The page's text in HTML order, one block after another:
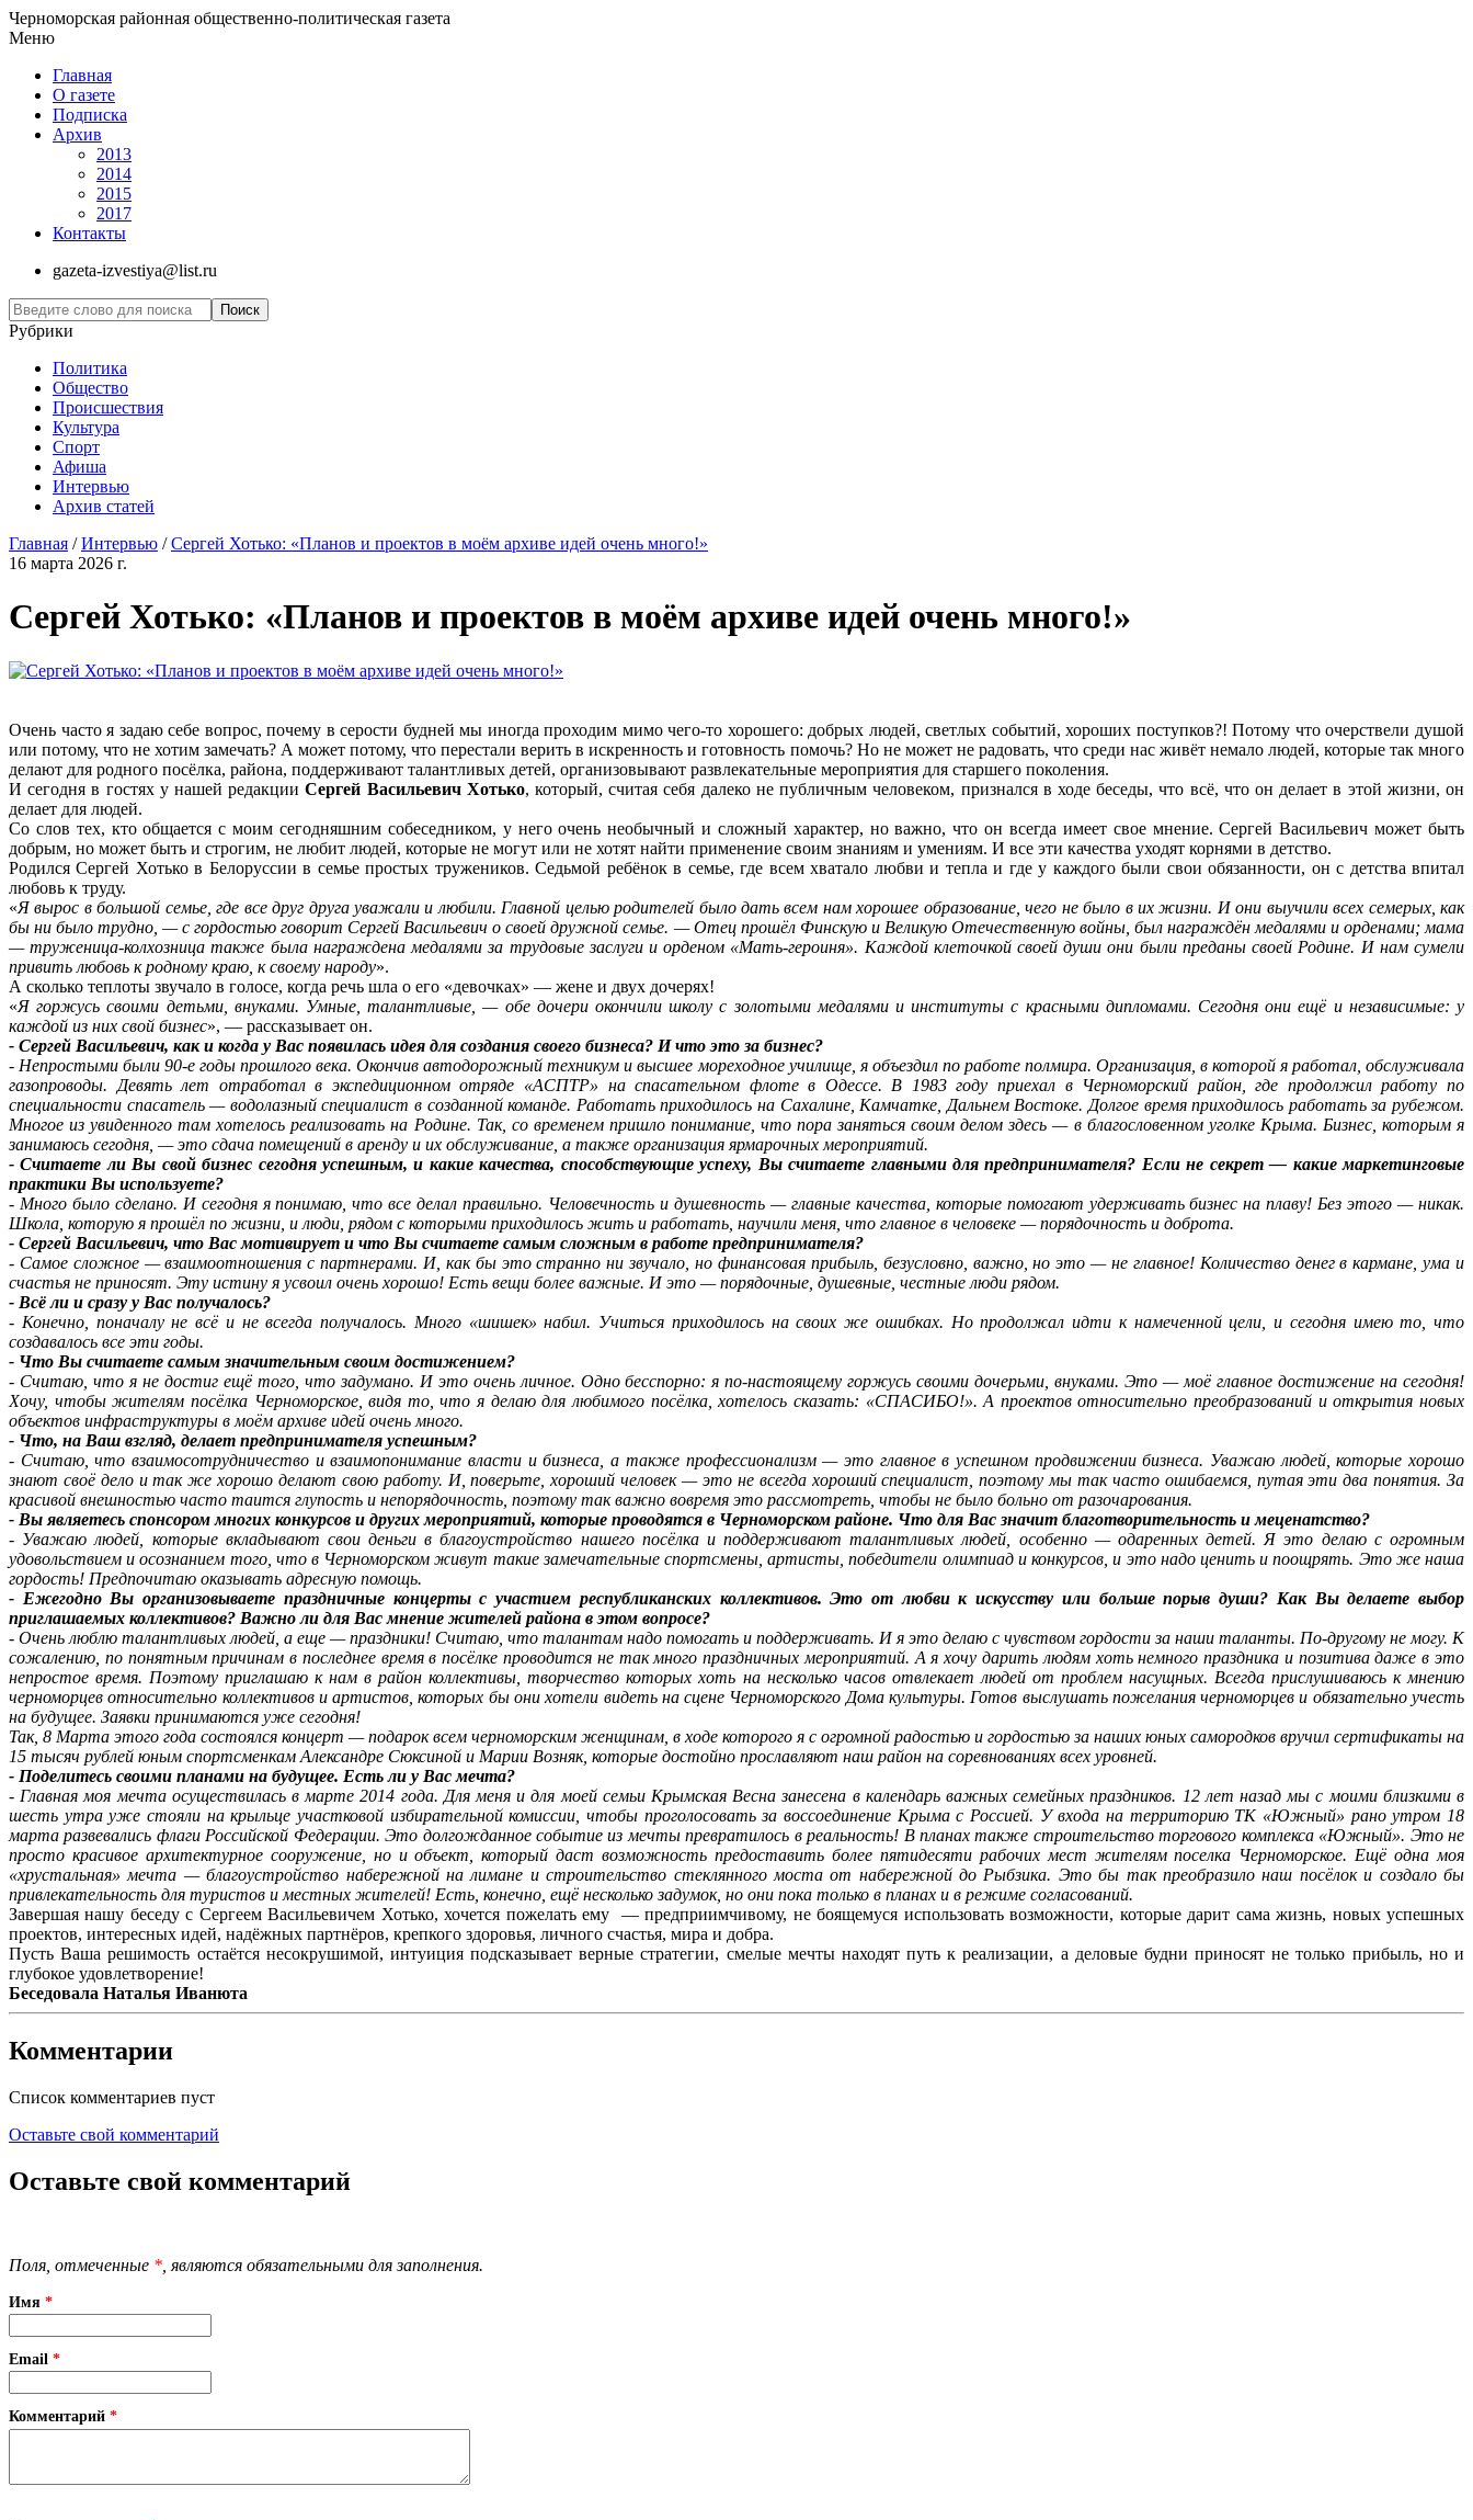
Черноморская районная общественно-политическая газета
Меню
Главная
О газете
Подписка
Архив
2013
2014
2015
2017
Контакты
gazeta-izvestiya@list.ru
Рубрики
Политика
Общество
Проиcшествия
Культура
Спорт
Афиша
Интервью
Архив статей
Главная /Интервью /Сергей Хотько: «Планов и проектов в моём архиве идей очень много!»
16 марта 2026 г.
Сергей Хотько: «Планов и проектов в моём архиве идей очень много!»
Очень часто я задаю себе вопрос, почему в серости будней мы иногда проходим мимо чего-то хорошего: добрых людей, светлых событий, хороших поступков?! Потому что очерствели душой
или потому, что не хотим замечать? А может потому, что перестали верить в искренность и готовность помочь? Но не может не радовать, что среди нас живёт немало людей, которые так много
делают для родного посёлка, района, поддерживают талантливых детей, организовывают развлекательные мероприятия для старшего поколения.
И сегодня в гостях у нашей редакцииСергей Васильевич Хотько, который, считая себя далеко не публичным человеком, признался в ходе беседы, что всё, что он делает в этой жизни, он
делает для людей.
Со слов тех, кто общается с моим сегодняшним собеседником, у него очень необычный и сложный характер, но важно, что он всегда имеет свое мнение. Сергей Васильевич может быть
добрым, но может быть и строгим, не любит людей, которые не могут или не хотят найти применение своим знаниям и умениям. И все эти качества уходят корнями в детство.
Родился Сергей Хотько в Белоруссии в семье простых тружеников. Седьмой ребёнок в семье, где всем хватало любви и тепла и где у каждого были свои обязанности, он с детства впитал
любовь к труду.
«Я вырос в большой семье, где все друг друга уважали и любили. Главной целью родителей было дать всем нам хорошее образование, чего не было в их жизни. И они выучили всех семерых, как
бы ни было трудно, — с гордостью говорит Сергей Васильевич о своей дружной семье. — Отец прошёл Финскую и Великую Отечественную войны, был награждён медалями и орденами; мама
— труженица-колхозница также была награждена медалями за трудовые заслуги и орденом «Мать-героиня». Каждой клеточкой своей души они были преданы своей Родине. И нам сумели
привить любовь к родному краю, к своему народу».
А сколько теплоты звучало в голосе, когда речь шла о его «девочках» — жене и двух дочерях!
«Я горжусь своими детьми, внуками. Умные, талантливые, — обе дочери окончили школу с золотыми медалями и институты с красными дипломами. Сегодня они ещё и независимые: у
каждой из них свой бизнес», — рассказывает он.
- Сергей Васильевич, как и когда у Вас появилась идея для создания своего бизнеса? И что это за бизнес?
- Непростыми были 90-е годы прошлого века. Окончив автодорожный техникум и высшее мореходное училище, я объездил по работе полмира. Организация, в которой я работал, обслуживала
газопроводы. Девять лет отработал в экспедиционном отряде «АСПТР» на спасательном флоте в Одессе. В 1983 году приехал в Черноморский район, где продолжил работу по
специальности спасатель — водолазный специалист в созданной команде. Работать приходилось на Сахалине, Камчатке, Дальнем Востоке. Долгое время приходилось работать за рубежом.
Многое из увиденного там хотелось реализовать на Родине. Так, со временем пришло понимание, что пора заняться своим делом здесь — в благословенном уголке Крыма. Бизнес, которым я
занимаюсь сегодня, — это сдача помещений в аренду и их обслуживание, а также организация ярмарочных мероприятий.
- Считаете ли Вы свой бизнес сегодня успешным, и какие качества, способствующие успеху, Вы считаете главными для предпринимателя? Если не секрет — какие маркетинговые
практики Вы используете?
- Много было сделано. И сегодня я понимаю, что все делал правильно. Человечность и душевность — главные качества, которые помогают удерживать бизнес на плаву! Без этого — никак.
Школа, которую я прошёл по жизни, и люди, рядом с которыми приходилось жить и работать, научили меня, что главное в человеке — порядочность и доброта.
- Сергей Васильевич, что Вас мотивирует и что Вы считаете самым сложным в работе предпринимателя?
- Самое сложное — взаимоотношения с партнерами. И, как бы это странно ни звучало, но финансовая прибыль, безусловно, важно, но это — не главное! Количество денег в кармане, ума и
счастья не приносят. Эту истину я усвоил очень хорошо! Есть вещи более важные. И это — порядочные, душевные, честные люди рядом.
- Всё ли и сразу у Вас получалось?
- Конечно, поначалу не всё и не всегда получалось. Много «шишек» набил. Учиться приходилось на своих же ошибках. Но продолжал идти к намеченной цели, и сегодня имею то, что
создавалось все эти годы.
- Что Вы считаете самым значительным своим достижением?
- Считаю, что я не достиг ещё того, что задумано. И это очень личное. Одно бесспорно: я по-настоящему горжусь своими дочерьми, внуками. Это — моё главное достижение на сегодня!
Хочу, чтобы жителям посёлка Черноморское, видя то, что я делаю для любимого посёлка, хотелось сказать: «СПАСИБО!». А проектов относительно преобразований и открытия новых
объектов инфраструктуры в моём архиве идей очень много.
- Что, на Ваш взгляд, делает предпринимателя успешным?
- Считаю, что взаимосотрудничество и взаимопонимание власти и бизнеса, а также профессионализм — это главное в успешном продвижении бизнеса. Уважаю людей, которые хорошо
знают своё дело и так же хорошо делают свою работу. И, поверьте, хороший человек — это не всегда хороший специалист, поэтому мы так часто ошибаемся, путая эти два понятия. За
красивой внешностью часто таится глупость и непорядочность, поэтому так важно вовремя это рассмотреть, чтобы не было больно от разочарования.
- Вы являетесь спонсором многих конкурсов и других мероприятий, которые проводятся в Черноморском районе. Что для Вас значит благотворительность и меценатство?
- Уважаю людей, которые вкладывают свои деньги в благоустройство нашего посёлка и поддерживают талантливых людей, особенно — одаренных детей. Я это делаю с огромным
удовольствием и осознанием того, что в Черноморском живут такие замечательные спортсмены, артисты, победители олимпиад и конкурсов, и это надо ценить и поощрять. Это же наша
гордость! Предпочитаю оказывать адресную помощь.
- Ежегодно Вы организовываете праздничные концерты с участием республиканских коллективов. Это от любви к искусству или больше порыв души? Как Вы делаете выбор
приглашаемых коллективов? Важно ли для Вас мнение жителей района в этом вопросе?
- Очень люблю талантливых людей, а еще — праздники! Считаю, что талантам надо помогать и поддерживать. И я это делаю с чувством гордости за наши таланты. По-другому не могу. К
сожалению, по понятным причинам в последнее время в посёлке проводится не так много праздничных мероприятий. А я хочу дарить людям хоть немного праздника и позитива даже в это
непростое время. Поэтому приглашаю к нам в район коллективы, творчество которых хоть на несколько часов отвлекает людей от проблем насущных. Всегда прислушиваюсь к мнению
черноморцев относительно коллективов и артистов, которых бы они хотели видеть на сцене Черноморского Дома культуры. Готов выслушать пожелания черноморцев и обязательно учесть
на будущее. Заявки принимаются уже сегодня!
Так, 8 Марта этого года состоялся концерт — подарок всем черноморским женщинам, в ходе которого я с огромной радостью и гордостью за наших юных самородков вручил сертификаты на
15 тысяч рублей юным спортсменкам Александре Сюксиной и Марии Возняк, которые достойно прославляют наш район на соревнованиях всех уровней.
- Поделитесь своими планами на будущее. Есть ли у Вас мечта?
- Главная моя мечта осуществилась в марте 2014 года. Для меня и для моей семьи Крымская Весна занесена в календарь важных семейных праздников. 12 лет назад мы с моими близкими в
шесть утра уже стояли на крыльце участковой избирательной комиссии, чтобы проголосовать за воссоединение Крыма с Россией. У входа на территорию ТК «Южный» рано утром 18
марта развевались флаги Российской Федерации. Это долгожданное событие из мечты превратилось в реальность! В планах также строительство торгового комплекса «Южный». Это не
просто красивое архитектурное сооружение, но и объект, который даст возможность предоставить более пятидесяти рабочих мест жителям поселка Черноморское. Ещё одна моя
«хрустальная» мечта — благоустройство набережной на лимане и строительство стеклянного моста от набережной до Рыбзика. Это бы так преобразило наш посёлок и создало бы
привлекательность для туристов и местных жителей! Есть, конечно, ещё несколько задумок, но они пока только в планах и в режиме согласований.
Завершая нашу беседу с Сергеем Васильевичем Хотько, хочется пожелать ему — предприимчивому, не боящемуся использовать возможности, которые дарит сама жизнь, новых успешных
проектов, интересных идей, надёжных партнёров, крепкого здоровья, личного счастья, мира и добра.
Пусть Ваша решимость остаётся несокрушимой, интуиция подсказывает верные стратегии, смелые мечты находят путь к реализации, а деловые будни приносят не только прибыль, но и
глубокое удовлетворение!
Беседовала Наталья Иванюта
Комментарии
Список комментариев пуст
Оставьте свой комментарий
Оставьте свой комментарий
Поля, отмеченные * , являются обязательными для заполнения.
Имя *
Email *
Комментарий *